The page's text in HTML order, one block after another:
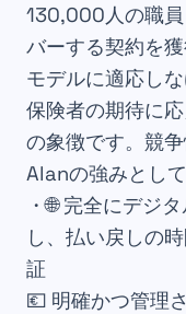
130,000人の職員
バーする契約を
モデルに適応し
保険者の期待に
の象徴です。競
Alanの強みとし
・🌐 完全にデジ
し、払い戻しの
証
💶 明確かつ管理